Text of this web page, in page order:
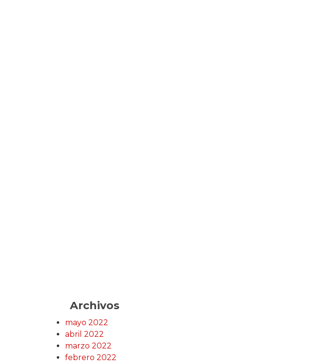
Archivos
mayo 2022
abril 2022
marzo 2022
febrero 2022